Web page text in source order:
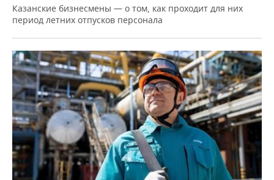
Казанские бизнесмены — о том, как проходит для них
период летних отпусков персонала